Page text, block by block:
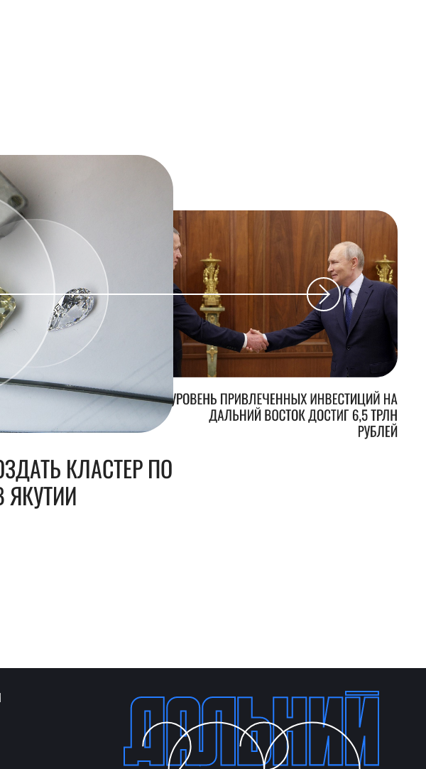
КЛАСТЕР ПО
ЯКУТИИ
УРОВЕНЬ ПРИВЛЕЧЕННЫХ ИНВЕСТИЦИЙ НА
ДАЛЬНИЙ ВОСТОК ДОСТИГ 6,5 ТРЛН
РУБЛЕЙ